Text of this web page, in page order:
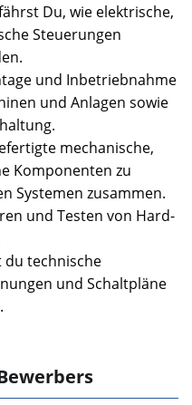
Du, wie elektrische,
Steuerungen
und Inbetriebnahme
und Anlagen sowie
mechanische,
Komponenten zu
Systemen zusammen.
und Testen von Hard-
du technische
und Schaltpläne